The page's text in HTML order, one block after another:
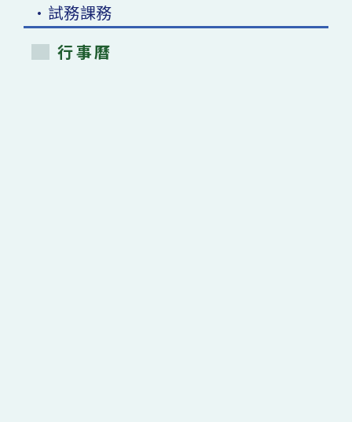
•試務課務
行事曆